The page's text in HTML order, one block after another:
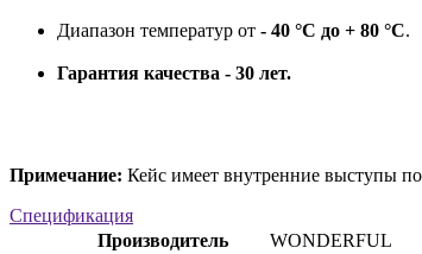
Диапазон температур от - 40 °C до + 80 °C.
Гарантия качества - 30 лет.
Примечание: Кейс имеет внутренние выступы
Спецификация
Производитель
WONDERFUL